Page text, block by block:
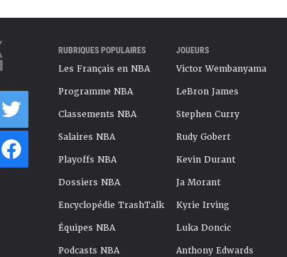
RUBRIQUES POPULAIRES
Les Français en NBA
Programme NBA
Classements NBA
Salaires NBA
Playoffs NBA
Dossiers NBA
Encyclopédie TrashTalk
Équipes NBA
Podcasts NBA
JOUEURS
Victor Wembanyama
LeBron James
Stephen Curry
Rudy Gobert
Kevin Durant
Ja Morant
Kyrie Irving
Luka Doncic
Anthony Edwards